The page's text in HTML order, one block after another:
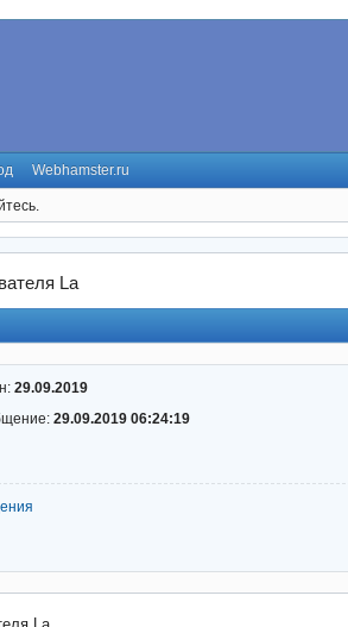
Webhamster.ru
La
29.09.2019
29.09.2019 06:24:19